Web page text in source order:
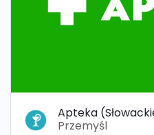
Apteka
Przemyśl